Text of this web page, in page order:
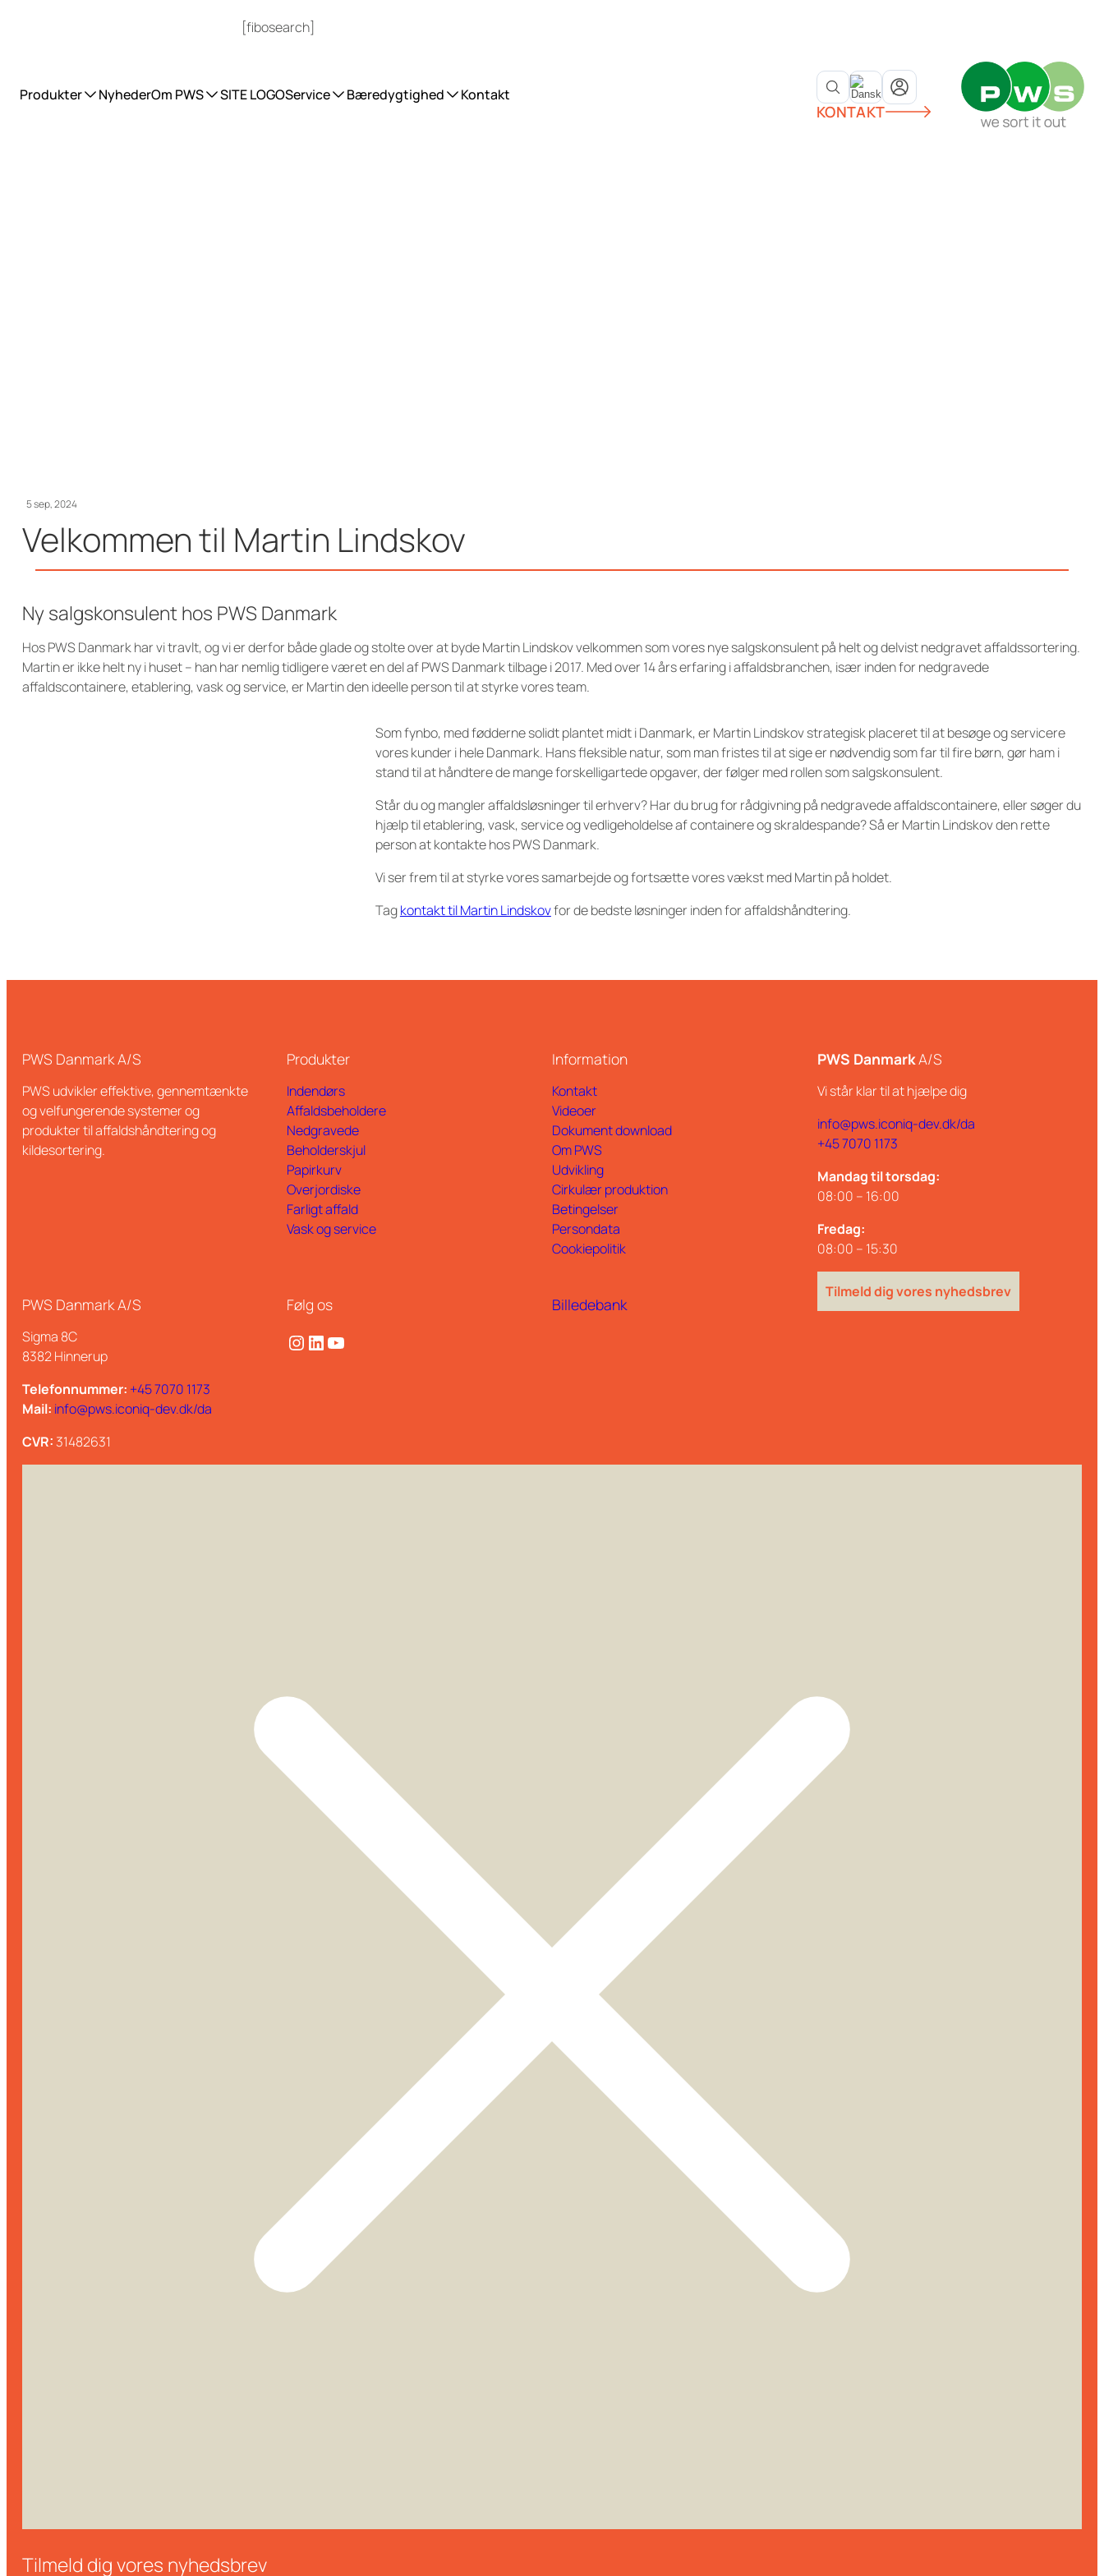
[fibosearch]
Produkter NyhederOm PWS SITE LOGOService Bæredygtighed Kontakt
KONTAKT
5 sep, 2024
Velkommen til Martin Lindskov
Ny salgskonsulent hos PWS Danmark
Hos PWS Danmark har vi travlt, og vi er derfor både glade og stolte over at byde Martin Lindskov velkommen som vores nye salgskonsulent på helt og delvist nedgravet affaldssortering.
Martin er ikke helt ny i huset – han har nemlig tidligere været en del af PWS Danmark tilbage i 2017. Med over 14 års erfaring i affaldsbranchen, især inden for nedgravede
affaldscontainere, etablering, vask og service, er Martin den ideelle person til at styrke vores team.
Som fynbo, med fødderne solidt plantet midt i Danmark, er Martin Lindskov strategisk placeret til at besøge og servicere
vores kunder i hele Danmark. Hans fleksible natur, som man fristes til at sige er nødvendig som far til fire børn, gør ham i
stand til at håndtere de mange forskelligartede opgaver, der følger med rollen som salgskonsulent.
Står du og mangler affaldsløsninger til erhverv? Har du brug for rådgivning på nedgravede affaldscontainere, eller søger du
hjælp til etablering, vask, service og vedligeholdelse af containere og skraldespande? Så er Martin Lindskov den rette
person at kontakte hos PWS Danmark.
Vi ser frem til at styrke vores samarbejde og fortsætte vores vækst med Martin på holdet.
Tagkontakt til Martin Lindskovfor de bedste løsninger inden for affaldshåndtering.
PWS Danmark A/S
PWS udvikler effektive, gennemtænkte
og velfungerende systemer og
produkter til affaldshåndtering og
kildesortering.
Produkter
Indendørs
Affaldsbeholdere
Nedgravede
Beholderskjul
Papirkurv
Overjordiske
Farligt affald
Vask og service
Information
Kontakt
Videoer
Dokument download
Om PWS
Udvikling
Cirkulær produktion
Betingelser
Persondata
Cookiepolitik
PWS DanmarkA/S
Vi står klar til at hjælpe dig
info@pws.iconiq-dev.dk/da
+45 7070 1173
Mandag til torsdag:
08:00 – 16:00
Fredag:
08:00 – 15:30
PWS Danmark A/S
Sigma 8C
8382 Hinnerup
Telefonnummer: +45 7070 1173
Mail: info@pws.iconiq-dev.dk/da
CVR: 31482631
Følg os
Instagram LinkedIn YouTube
Billedebank
Tilmeld dig vores nyhedsbrev
Tilmeld dig vores nyhedsbrev